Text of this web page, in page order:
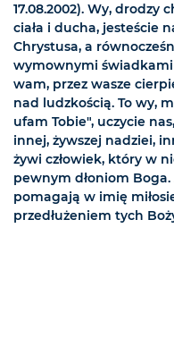
17.08.2002). Wy, drodzy
ciała i ducha, jesteście
Chrystusa, a
wymownymi świadkami
wam, przez wasze
nad ludzkością. To wy,
ufam Tobie", uczycie
innej, żywszej nadziei,
żywi człowiek, który w
pewnym dłoniom
pomagają w imię
przedłużeniem tych